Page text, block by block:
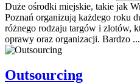
Duże ośrodki miejskie, takie jak
Poznań organizują każdego roku
różnego rodzaju targów i zlotów,
oprawy oraz organizacji. Bardzo ...
Outsourcing